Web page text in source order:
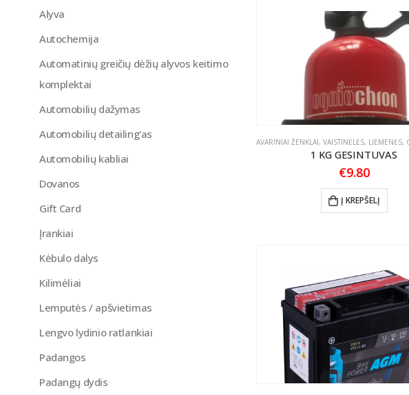
1 KG GESINTUVAS
€9.80
Į KREPŠELĮ
Alyva
Autochemija
Automatinių greičių dėžių alyvos keitimo
komplektai
Automobilių dažymas
Automobilių detailing'as
Automobilių kabliai
Dovanos
Gift Card
Įrankiai
Kėbulo dalys
Kilimėliai
Lemputės / apšvietimas
Lengvo lydinio ratlankiai
Padangos
Padangų dydis